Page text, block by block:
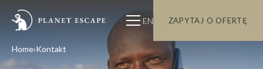
EN ZAPYTAJ O OFERTĘ
Home Kontakt